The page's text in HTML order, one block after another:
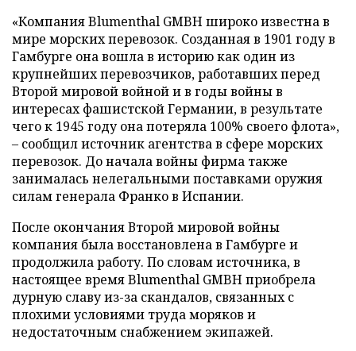
«Компания Blumenthal GMBH широко известна в
мире морских перевозок. Созданная в 1901 году в
Гамбурге она вошла в историю как один из
крупнейших перевозчиков, работавших перед
Второй мировой войной и в годы войны в
интересах фашистской Германии, в результате
чего к 1945 году она потеряла 100% своего флота»,
– сообщил источник агентства в сфере морских
перевозок. До начала войны фирма также
занималась нелегальными поставками оружия
силам генерала Франко в Испании.
После окончания Второй мировой войны
компания была восстановлена в Гамбурге и
продолжила работу. По словам источника, в
настоящее время Blumenthal GMBH приобрела
дурную славу из-за скандалов, связанных с
плохими условиями труда моряков и
недостаточным снабжением экипажей.